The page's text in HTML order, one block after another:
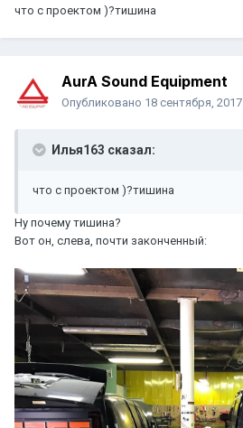
что с проектом )?тишина
AurA Sound Equipment
Опубликовано 18 сентября, 2017
Илья163 сказал:
что с проектом )?тишина
Ну почему тишина?
Вот он, слева, почти законченный: